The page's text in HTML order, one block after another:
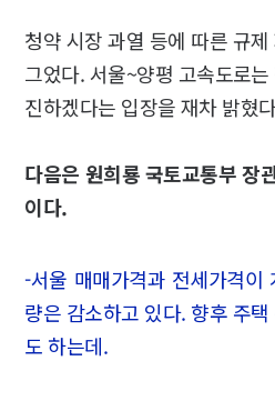
청약 시장 과열 등에 따른 규
그었다. 서울~양평 고속도로
진하겠다는 입장을 재차 밝혔
다음은 원희룡 국토교통부 장
이다.
-서울 매매가격과 전세가격이
량은 감소하고 있다. 향후 주
도 하는데.